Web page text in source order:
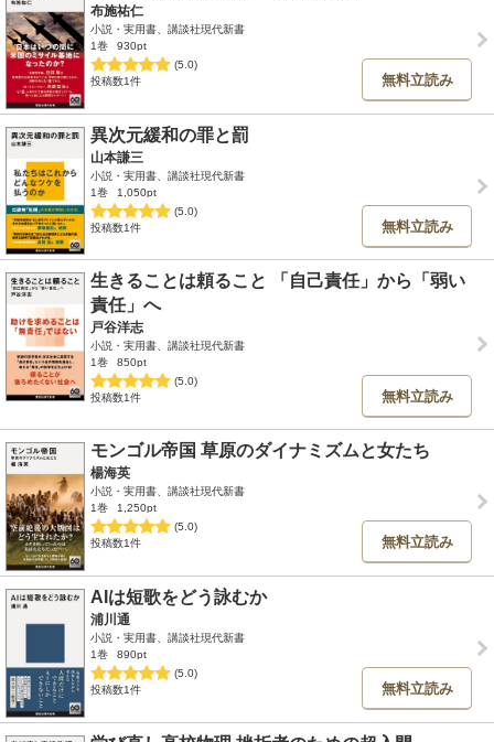
布施祐仁
小説・実用書、講談社現代新書
1巻
930pt
(5.0)
投稿数1件
無料立読み
異次元緩和の罪と罰
山本謙三
小説・実用書、講談社現代新書
1巻
1,050pt
(5.0)
投稿数1件
無料立読み
生きることは頼ること 「自己責任」から「弱い
責任」へ
戸谷洋志
小説・実用書、講談社現代新書
1巻
850pt
(5.0)
投稿数1件
無料立読み
モンゴル帝国 草原のダイナミズムと女たち
楊海英
小説・実用書、講談社現代新書
1巻
1,250pt
(5.0)
投稿数1件
無料立読み
AIは短歌をどう詠むか
浦川通
小説・実用書、講談社現代新書
1巻
890pt
(5.0)
投稿数1件
無料立読み